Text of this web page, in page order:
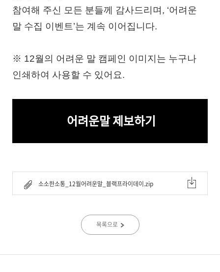
참여해 주신 모든 분들께 감사드리며, ‘어려운
말 수집 이벤트’는 계속 이어집니다.
※ 12월의 어려운 말 캠페인 이미지는 누구나
인쇄하여 사용할 수 있어요.
어려운말 제보하기
소소한소통_12월어려운말_블랙프라이데이.zip
목록으로